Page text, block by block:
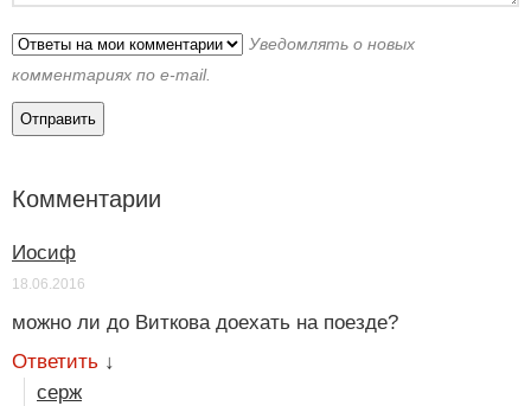
Уведомлять о новых
комментариях по e-mail.
Комментарии
Иосиф
18.06.2016
можно ли до Виткова доехать на поезде?
Ответить ↓
серж